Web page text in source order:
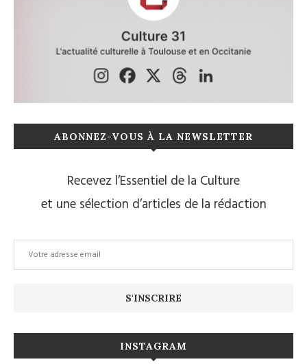
ABONNEZ-VOUS À LA NEWSLETTER
Recevez l’Essentiel de la Culture
et une sélection d’articles de la rédaction
INSTAGRAM